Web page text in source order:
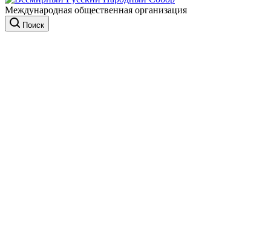
Международная общественная организация
Поиск